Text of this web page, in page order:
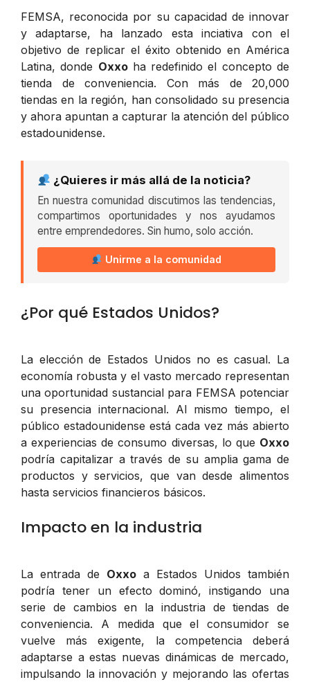
FEMSA, reconocida por su capacidad de innovar
y adaptarse, ha lanzado esta inciativa con el
objetivo de replicar el éxito obtenido en América
Latina, donde Oxxoha redefinido el concepto de
tienda de conveniencia. Con más de 20,000
tiendas en la región, han consolidado su presencia
y ahora apuntan a capturar la atención del público
estadounidense.
¿Quieres ir más allá de la noticia?
En nuestra comunidad discutimos las tendencias,
compartimos oportunidades y nos ayudamos
entre emprendedores. Sin humo, solo acción.
Unirme a la comunidad
¿Por qué Estados Unidos?
La elección de Estados Unidos no es casual. La
economía robusta y el vasto mercado representan
una oportunidad sustancial para FEMSA potenciar
su presencia internacional. Al mismo tiempo, el
público estadounidense está cada vez más abierto
a experiencias de consumo diversas, lo que Oxxo
podría capitalizar a través de su amplia gama de
productos y servicios, que van desde alimentos
hasta servicios financieros básicos.
Impacto en la industria
La entrada de Oxxo a Estados Unidos también
podría tener un efecto dominó, instigando una
serie de cambios en la industria de tiendas de
conveniencia. A medida que el consumidor se
vuelve más exigente, la competencia deberá
adaptarse a estas nuevas dinámicas de mercado,
impulsando la innovación y mejorando las ofertas